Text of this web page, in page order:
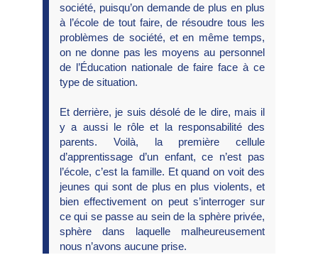
société, puisqu’on demande de plus en plus
à l’école de tout faire, de résoudre tous les
problèmes de société, et en même temps,
on ne donne pas les moyens au personnel
de l’Éducation nationale de faire face à ce
type de situation.
Et derrière, je suis désolé de le dire, mais il
y a aussi le rôle et la responsabilité des
parents. Voilà, la première cellule
d’apprentissage d’un enfant, ce n’est pas
l’école, c’est la famille. Et quand on voit des
jeunes qui sont de plus en plus violents, et
bien effectivement on peut s’interroger sur
ce qui se passe au sein de la sphère privée,
sphère dans laquelle malheureusement
nous n’avons aucune prise.